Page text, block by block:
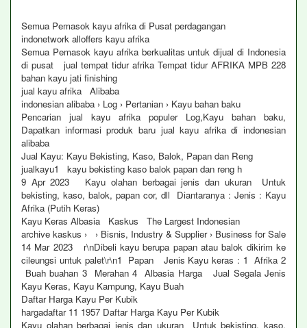
Semua Pemasok kayu afrika di Pusat perdagangan
indonetwork alloffers kayu afrika
Semua Pemasok kayu afrika berkualitas untuk dijual di Indonesia
di pusat jual tempat tidur afrika Tempat tidur AFRIKA MPB 228
bahan kayu jati finishing
jual kayu afrika Alibaba
indonesian alibaba › Log › Pertanian › Kayu bahan baku
Pencarian jual kayu afrika populer Log,Kayu bahan baku,
Dapatkan informasi produk baru jual kayu afrika di indonesian
alibaba
Jual Kayu: Kayu Bekisting, Kaso, Balok, Papan dan Reng
jualkayu1 kayu bekisting kaso balok papan dan reng h
9 Apr 2023 Kayu olahan berbagai jenis dan ukuran Untuk
bekisting, kaso, balok, papan cor, dll Diantaranya : Jenis : Kayu
Afrika (Putih Keras)
Kayu Keras Albasia Kaskus The Largest Indonesian
archive kaskus › › Bisnis, Industry & Supplier › Business for Sale
14 Mar 2023 r\nDibeli kayu berupa papan atau balok dikirim ke
cileungsi untuk palet\r\n1 Papan Jenis Kayu keras : 1 Afrika 2
Buah buahan 3 Merahan 4 Albasia Harga Jual Segala Jenis
Kayu Keras, Kayu Kampung, Kayu Buah
Daftar Harga Kayu Per Kubik
hargadaftar 11 1957 Daftar Harga Kayu Per Kubik
Kayu olahan berbagai jenis dan ukuran Untuk bekisting, kaso,